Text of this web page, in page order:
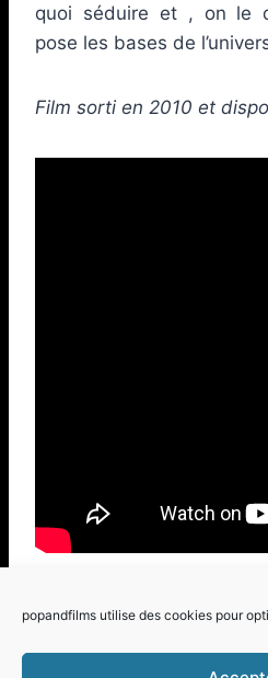
popandfilms utilise des cookies pour
quoi séduire et , on le
pose les bases de
Film sorti en 2010 et
de
la